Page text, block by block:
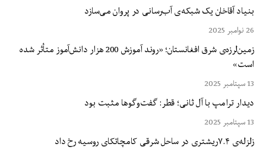
بنیاد آقاخان یک شبکه‌ی آب‌رسانی در پروان می‌سازد
26 نوامبر 2025
زمین‌لرزه‌ی شرق افغانستان؛ «روند آموزش 200 هزار دانش‌آموز متأثر شده
است»
13 سپتامبر 2025
دیدار ترامپ با آل ثانی؛ قطر: گفت‌وگوها مثبت بود
13 سپتامبر 2025
زلزله‌ی ۷.۴ریشتری در ساحل شرقی کامچاتکای روسیه رخ داد